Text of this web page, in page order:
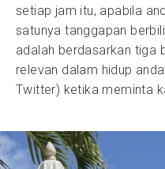
setiap jam itu, apabila
satunya tanggapan
adalah berdasarkan tiga
relevan dalam hidup
Twitter) ketika meminta